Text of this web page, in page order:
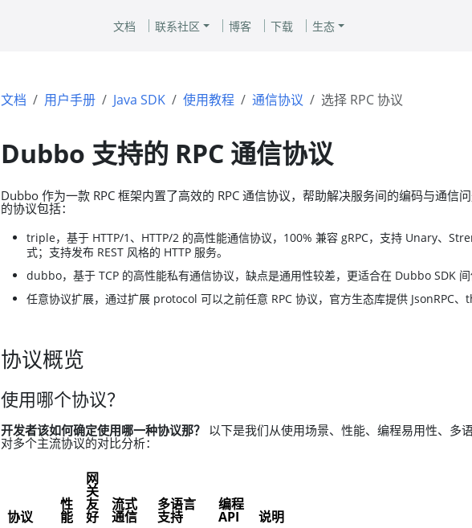
文档 联系社区 博客 下载 生态
文档 用户手册 Java SDK 使用教程 通信协议 选择 RPC 协议
Dubbo 支持的 RPC 通信协议
Dubbo 作为一款 RPC 框架内置了高效的 RPC 通信协议，帮助解决服务间的编码与通信
的协议包括：
triple，基于 HTTP/1、HTTP/2 的高性能通信协议，100% 兼容 gRPC，支持 Unary、
式；支持发布 REST 风格的 HTTP 服务。
dubbo，基于 TCP 的高性能私有通信协议，缺点是通用性较差，更适合在 Dubbo SDK 间
任意协议扩展，通过扩展 protocol 可以之前任意 RPC 协议，官方生态库提供 JsonRPC、
协议概览
使用哪个协议？
开发者该如何确定使用哪一种协议那？ 以下是我们从使用场景、性能、编程易用性、多
对多个主流协议的对比分析：
协议
性
能
网
关
友
好
流式
通信
多语言
支持
编程
API
说明